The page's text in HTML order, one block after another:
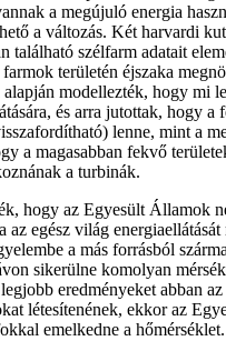
a megújuló energia
a változás. Két harvardi
található szélfarm adatait
területén éjszaka
modellezték, hogy mi
és arra jutottak, hogy a
lenne, mint a
a magasabban fekvő
a turbinák.
hogy az Egyesült Államok
az egész világ
a más forrásból
sikerülne komolyan
eredményeket abban
létesítenének, ekkor az
emelkedne a hőmérséklet.